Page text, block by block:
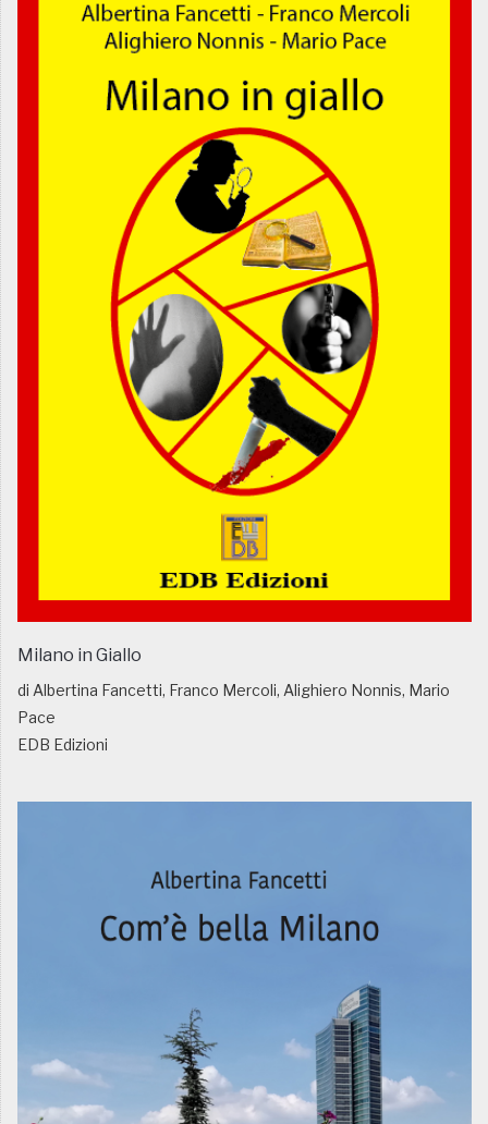
Milano in Giallo
di Albertina Fancetti, Franco Mercoli, Alighiero Nonnis, Mario
Pace
EDB Edizioni